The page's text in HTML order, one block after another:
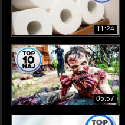
11:24
05:57